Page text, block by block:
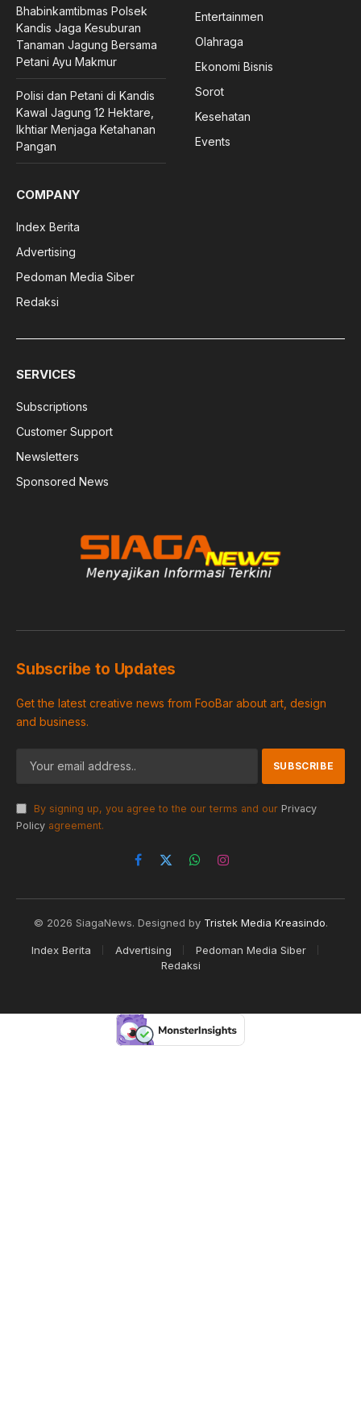
Bhabinkamtibmas Polsek
Kandis Jaga Kesuburan
Tanaman Jagung Bersama
Petani Ayu Makmur
Polisi dan Petani di Kandis
Kawal Jagung 12 Hektare,
Ikhtiar Menjaga Ketahanan
Pangan
Entertainmen
Olahraga
Ekonomi Bisnis
Sorot
Kesehatan
Events
COMPANY
Index Berita
Advertising
Pedoman Media Siber
Redaksi
SERVICES
Subscriptions
Customer Support
Newsletters
Sponsored News
Subscribe to Updates
Get the latest creative news from FooBar about art, design
and business.
By signing up, you agree to the our terms and our Privacy
Policy agreement.
Facebook
X
WhatsAppInstagram
© 2026 SiagaNews. Designed by Tristek Media Kreasindo.
Index Berita Advertising
Pedoman Media Siber
Redaksi